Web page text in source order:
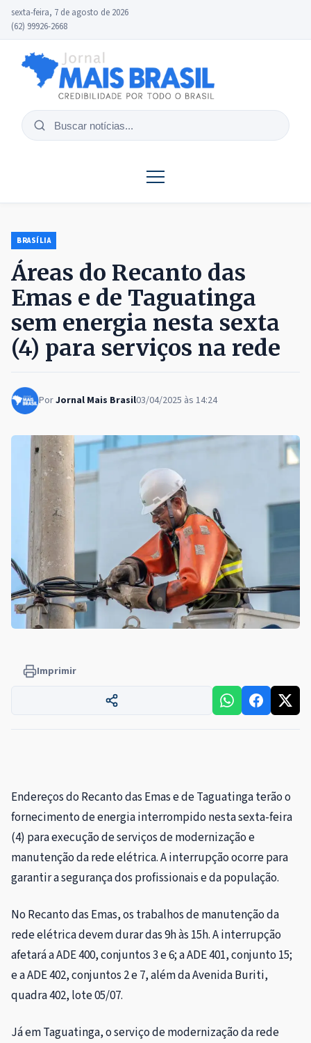
sexta-feira, 7 de agosto de 2026
(62) 99926-2668
Buscar
BRASÍLIA
Áreas do Recanto das
Emas e de Taguatinga
sem energia nesta sexta
(4) para serviços na rede
PorJornal Mais Brasil03/04/2025 às 14:24
Imprimir
Endereços do Recanto das Emas e de Taguatinga terão o
fornecimento de energia interrompido nesta sexta-feira
(4) para execução de serviços de modernização e
manutenção da rede elétrica. A interrupção ocorre para
garantir a segurança dos profissionais e da população.
No Recanto das Emas, os trabalhos de manutenção da
rede elétrica devem durar das 9h às 15h. A interrupção
afetará a ADE 400, conjuntos 3 e 6; a ADE 401, conjunto 15;
e a ADE 402, conjuntos 2 e 7, além da Avenida Buriti,
quadra 402, lote 05/07.
Já em Taguatinga, o serviço de modernização da rede